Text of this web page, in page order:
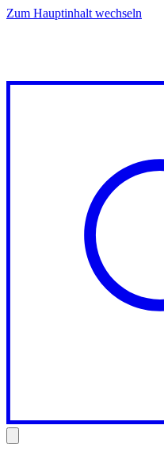
Zum Hauptinhalt wechseln